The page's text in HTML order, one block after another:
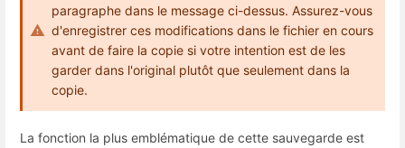
paragraphe dans le message ci-dessus. Assurez-vous
d'enregistrer ces modifications dans le fichier en cours
avant de faire la copie si votre intention est de les
garder dans l'original plutôt que seulement dans la
copie.
La fonction la plus emblématique de cette sauvegarde est